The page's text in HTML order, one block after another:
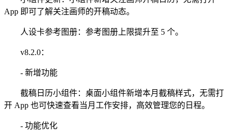
App 即可了解关注画师的开稿动态。
人设卡参考图册：参考图册上限提升至 5 个。
v8.2.0：
- 新增功能
截稿日历小组件：桌面小组件新增本月截稿样式，无需打
开 App 也可快速查看当月工作安排，高效管理您的日程。
- 功能优化